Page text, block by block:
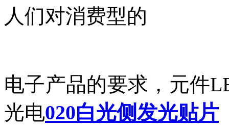
人们对消费型的
电子产品的要求， 元件
光电020白光侧发光贴片